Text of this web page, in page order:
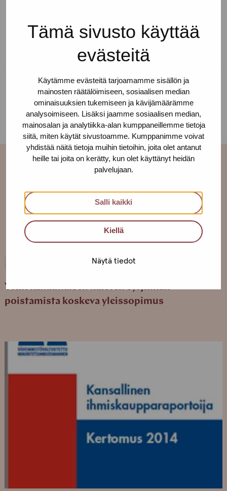
Tämä sivusto käyttää
evästeitä
Käytämme evästeitä tarjoamamme sisällön ja
mainosten räätälöimiseen, sosiaalisen median
ominaisuuksien tukemiseen ja kävijämäärämme
analysoimiseen. Lisäksi jaamme sosiaalisen median,
mainosalan ja analytiikka-alan kumppaneillemme tietoja
siitä, miten käytät sivustoamme. Kumppanimme voivat
yhdistää näitä tietoja muihin tietoihin, joita olet antanut
heille tai joita on kerätty, kun olet käyttänyt heidän
palvelujaan.
Salli kaikki
Kiellä
Näytä tiedot
Kirjoittanut:pro-tukipiste
JAA:
Lisää ajankohtaisia
Katso kaikki ›
YK:n kaikkinaisen naisten syrjinnän
poistamista koskeva yleissopimus